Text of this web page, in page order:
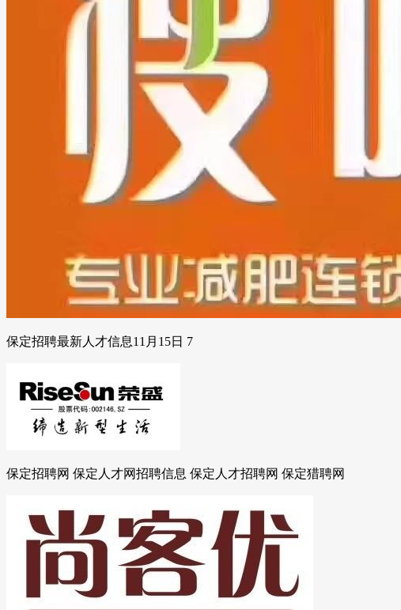
保定招聘最新人才信息11月15日 7
保定招聘网 保定人才网招聘信息 保定人才招聘网 保定猎聘网